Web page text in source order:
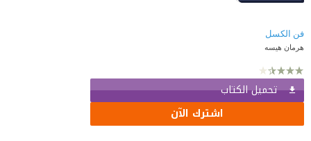
فن الكسل
هرمان هيسه
تحميل الكتاب
اشترك الآن